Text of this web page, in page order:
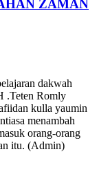
ZAMAN
dakwah
.Teten Romly
kulla yaumin
menambah
orang-orang
itu. (Admin)